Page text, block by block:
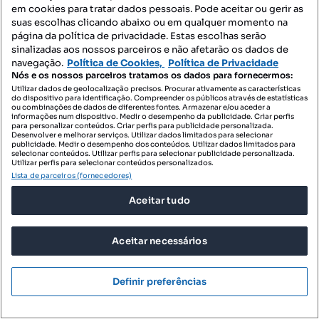
PAÇOS PARK – Espaço Empresarial em Paços de
Ferreira
Travessa de Brito, Ferreira, Paços de Ferreira, Porto
Preço por metro quadrado
487 m²
ZOME Grupo Business
Profissional
em cookies para tratar dados pessoais. Pode aceitar ou gerir as
suas escolhas clicando abaixo ou em qualquer momento na
página da política de privacidade. Estas escolhas serão
sinalizadas aos nossos parceiros e não afetarão os dados de
navegação. Política de Cookies, Política de Privacidade
Nós e os nossos parceiros tratamos os dados para fornecermos:
Utilizar dados de geolocalização precisos. Procurar ativamente as características
do dispositivo para identificação. Compreender os públicos através de estatísticas
ou combinações de dados de diferentes fontes. Armazenar e/ou aceder a
informações num dispositivo. Medir o desempenho da publicidade. Criar perfis
para personalizar conteúdos. Criar perfis para publicidade personalizada.
Desenvolver e melhorar serviços. Utilizar dados limitados para selecionar
publicidade. Medir o desempenho dos conteúdos. Utilizar dados limitados para
selecionar conteúdos. Utilizar perfis para selecionar publicidade personalizada.
Utilizar perfis para selecionar conteúdos personalizados.
Lista de parceiros (fornecedores)
Aceitar tudo
Aceitar necessários
Definir preferências